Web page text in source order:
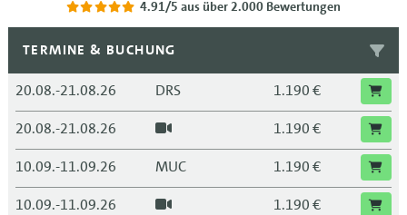
4.91/5 aus über 2.000 Bewertungen
TERMINE & BUCHUNG
20.08.-21.08.26 DRS
1.190 €
20.08.-21.08.26
1.190 €
10.09.-11.09.26
MUC
1.190 €
10.09.-11.09.26
1.190 €